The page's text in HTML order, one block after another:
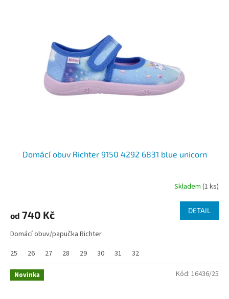
Domácí obuv Richter 9150 4292 6831 blue unicorn
Skladem (1 ks)
od 740 Kč DETAIL
Domácí obuv/papučka Richter
25
26 27 28 29 30 31 32
Novinka Kód: 16436/25